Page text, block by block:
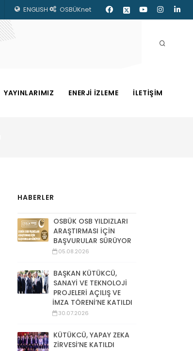
ENGLISH OSBÜKnet
YAYINLARIMIZ ENERJİ İZLEME İLETİŞİM
HABERLER
OSBÜK OSB YILDIZLARI
ARAŞTIRMASI İÇİN
BAŞVURULAR SÜRÜYOR
05.08.2026
BAŞKAN KÜTÜKCÜ,
SANAYİ VE TEKNOLOJİ
PROJELERİ AÇILIŞ VE
İMZA TÖRENİ’NE KATILDI
30.07.2026
KÜTÜKCÜ, YAPAY ZEKA
ZİRVESİ’NE KATILDI